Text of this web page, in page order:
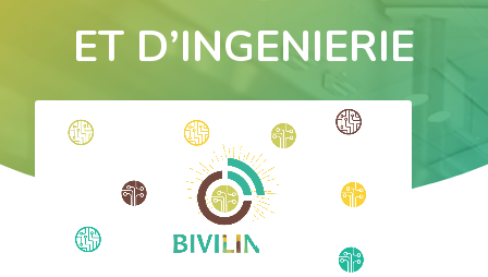
ET D’INGENIERIE